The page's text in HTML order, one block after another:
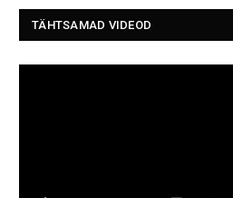
TÄHTSAMAD VIDEOD